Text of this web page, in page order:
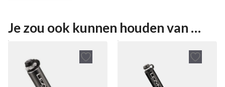
Je zou ook kunnen houden van …